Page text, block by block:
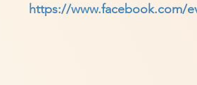
https://www.facebook.com/